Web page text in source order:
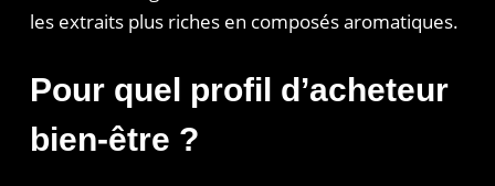
les extraits plus riches en composés aromatiques.
Pour quel profil d’acheteur
bien-être ?